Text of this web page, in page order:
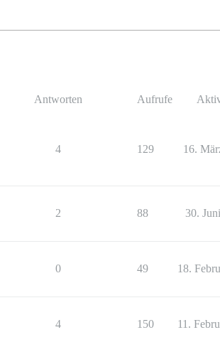
Antworten Aufrufe
4 129 16.
2 88 30.
0 49 18.
4 150 11.